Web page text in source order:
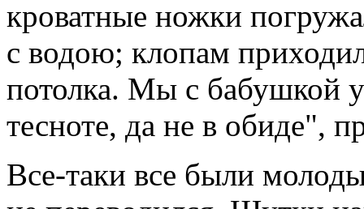
кроватные ножки
с водою; клопам
потолка. Мы с бабушкой
тесноте, да не в обиде",
Все-таки все были